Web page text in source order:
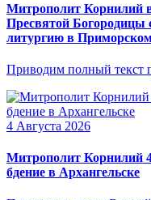
Митрополит Корнилий
Пресвятой
литургию в
Приводим полный текст
4 Августа 2026
Митрополит Корнилий
бдение в Архангельске